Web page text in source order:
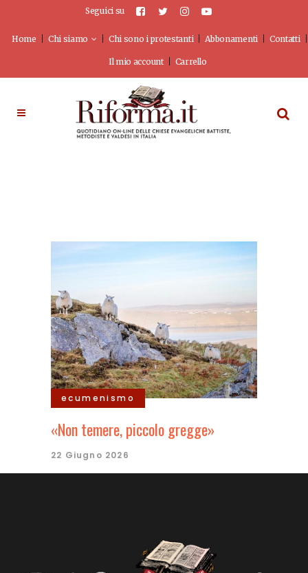
Seguici su
Home Chi siamo Chi sono i protestanti Abbonamenti Contatti
Il mio account Carrello
ecumenismo
«Non temere, piccolo gregge»
22 Giugno 2026